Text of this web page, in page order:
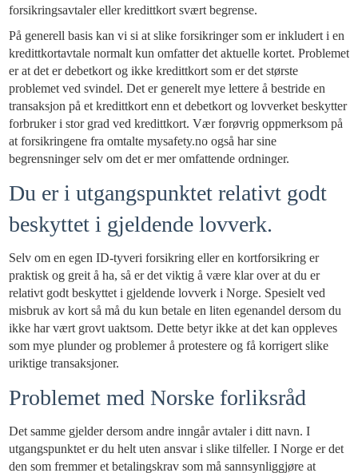
forsikringsavtaler eller kredittkort svært begrense.
På generell basis kan vi si at slike forsikringer som er inkludert i en
kredittkortavtale normalt kun omfatter det aktuelle kortet. Problemet
er at det er debetkort og ikke kredittkort som er det største
problemet ved svindel. Det er generelt mye lettere å bestride en
transaksjon på et kredittkort enn et debetkort og lovverket beskytter
forbruker i stor grad ved kredittkort. Vær forøvrig oppmerksom på
at forsikringene fra omtalte mysafety.no også har sine
begrensninger selv om det er mer omfattende ordninger.
Du er i utgangspunktet relativt godt
beskyttet i gjeldende lovverk.
Selv om en egen ID-tyveri forsikring eller en kortforsikring er
praktisk og greit å ha, så er det viktig å være klar over at du er
relativt godt beskyttet i gjeldende lovverk i Norge. Spesielt ved
misbruk av kort så må du kun betale en liten egenandel dersom du
ikke har vært grovt uaktsom. Dette betyr ikke at det kan oppleves
som mye plunder og problemer å protestere og få korrigert slike
uriktige transaksjoner.
Problemet med Norske forliksråd
Det samme gjelder dersom andre inngår avtaler i ditt navn. I
utgangspunktet er du helt uten ansvar i slike tilfeller. I Norge er det
den som fremmer et betalingskrav som må sannsynliggjøre at